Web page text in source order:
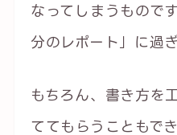
なってしまうもので
分のレポート」に過
もちろん、書き方を
ててもらうこともで